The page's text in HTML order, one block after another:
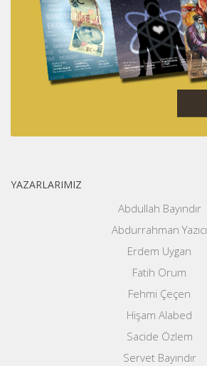
YAZARLARIMIZ
Abdullah Bayındır
Abdurrahman Yazıcı
Erdem Uygan
Fatih Orum
Fehmi Çeçen
Hişam Alabed
Sacide Özlem
Servet Bayındır